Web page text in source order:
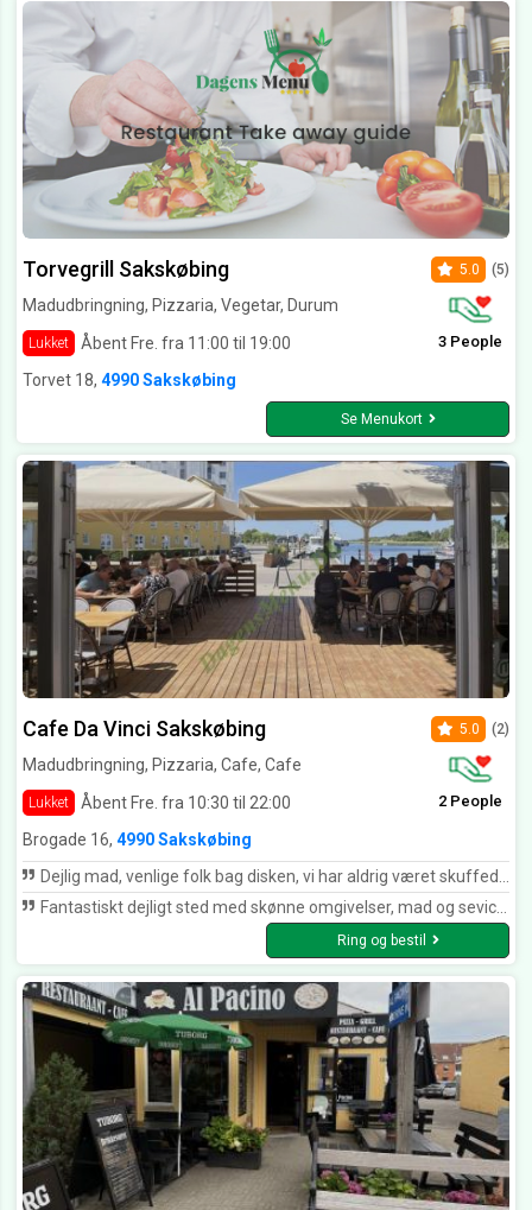
Torvegrill Sakskøbing
Madudbringning, Pizzaria, Vegetar, Durum
Lukket Åbent Fre. fra 11:00 til 19:00
5.0 (5)
3 People
Torvet 18, 4990 Sakskøbing
Se Menukort
Cafe Da Vinci Sakskøbing
Madudbringning, Pizzaria, Cafe, Cafe
Lukket Åbent Fre. fra 10:30 til 22:00
5.0 (2)
2 People
Brogade 16, 4990 Sakskøbing
Dejlig mad, venlige folk bag disken, vi har aldrig været skuffede når vi har fået mad herfra, vores varmeste anbefalinger. Tak for mad🥰
Fantastiskt dejligt sted med skønne omgivelser, mad og sevice er ????. Dette er virkelig mit yndlingssted i byen. Maden ordnes på en meget kunstnerisk måde. Det er rent faktiskt kunst, som til og med smager guddommeligt. Tak Café Da Vinci
Ring og bestil